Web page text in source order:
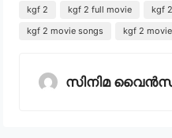
kgf 2 kgf 2 full movie
kgf
kgf 2 movie songs
kgf 2
സിനിമ